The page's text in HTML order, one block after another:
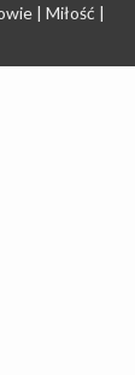
| Miłość |